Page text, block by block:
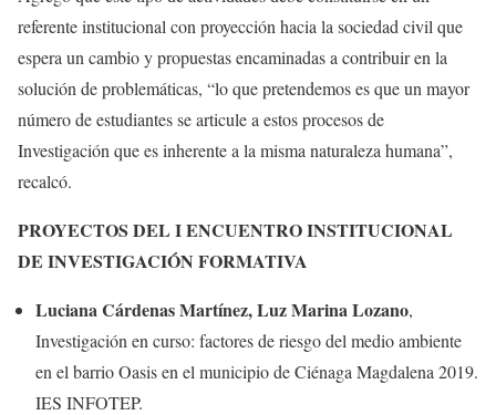
referente institucional con proyección hacia la sociedad civil que
espera un cambio y propuestas encaminadas a contribuir en la
solución de problemáticas, “lo que pretendemos es que un mayor
número de estudiantes se articule a estos procesos de
Investigación que es inherente a la misma naturaleza humana”,
recalcó.
PROYECTOS DEL I ENCUENTRO INSTITUCIONAL
DE INVESTIGACIÓN FORMATIVA
Luciana Cárdenas Martínez, Luz Marina Lozano,
Investigación en curso: factores de riesgo del medio ambiente
en el barrio Oasis en el municipio de Ciénaga Magdalena 2019.
IES INFOTEP.